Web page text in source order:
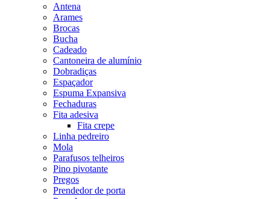
Antena
Arames
Brocas
Bucha
Cadeado
Cantoneira de alumínio
Dobradiças
Espaçador
Espuma Expansiva
Fechaduras
Fita adesiva
Fita crepe
Linha pedreiro
Mola
Parafusos telheiros
Pino pivotante
Pregos
Prendedor de porta